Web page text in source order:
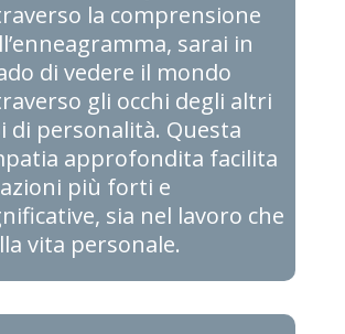
la comprensione
sarai in
di vedere il mondo
gli occhi degli altri
di personalità. Questa
approfondita facilita
più forti e
sia nel lavoro che
vita personale.